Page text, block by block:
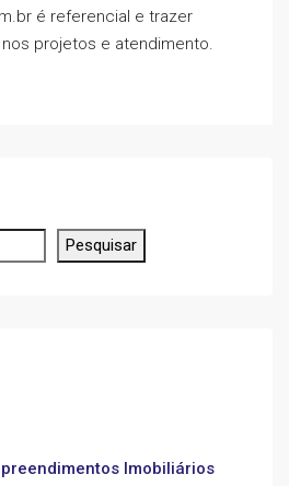
é referencial e trazer
projetos e atendimento.
Pesquisar
Imobiliários